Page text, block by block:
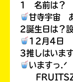
1 名前は？
甘寺宇宙
2誕生日は？
12月4日
3推しはいま
いますっ.ᐟ